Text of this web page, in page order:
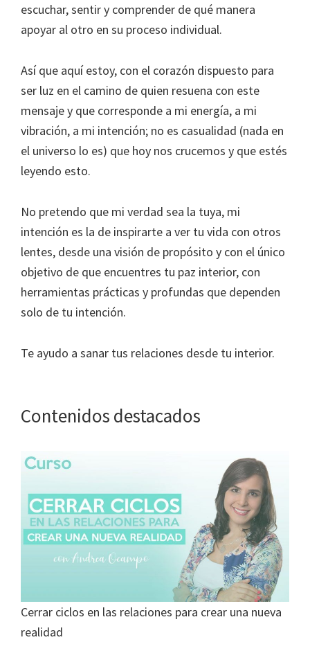
escuchar, sentir y comprender de qué manera
apoyar al otro en su proceso individual.
Así que aquí estoy, con el corazón dispuesto para
ser luz en el camino de quien resuena con este
mensaje y que corresponde a mi energía, a mi
vibración, a mi intención; no es casualidad (nada en
el universo lo es) que hoy nos crucemos y que estés
leyendo esto.
No pretendo que mi verdad sea la tuya, mi
intención es la de inspirarte a ver tu vida con otros
lentes, desde una visión de propósito y con el único
objetivo de que encuentres tu paz interior, con
herramientas prácticas y profundas que dependen
solo de tu intención.
Te ayudo a sanar tus relaciones desde tu interior.
Contenidos destacados
Cerrar ciclos en las relaciones para crear una nueva
realidad